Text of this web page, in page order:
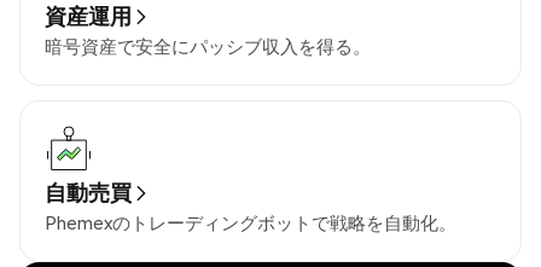
資産運用
暗号資産で安全にパッシブ収入を得る。
自動売買
Phemexのトレーディングボットで戦略を自動化。